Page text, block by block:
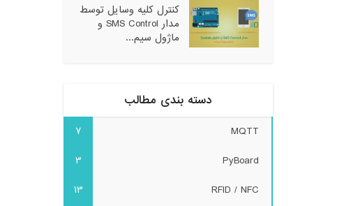
کنترل کلیه وسایل توسط
مدار SMS Control و
ماژول سیم...
دسته بندی مطالب
MQTT
7
PyBoard
3
RFID / NFC
13